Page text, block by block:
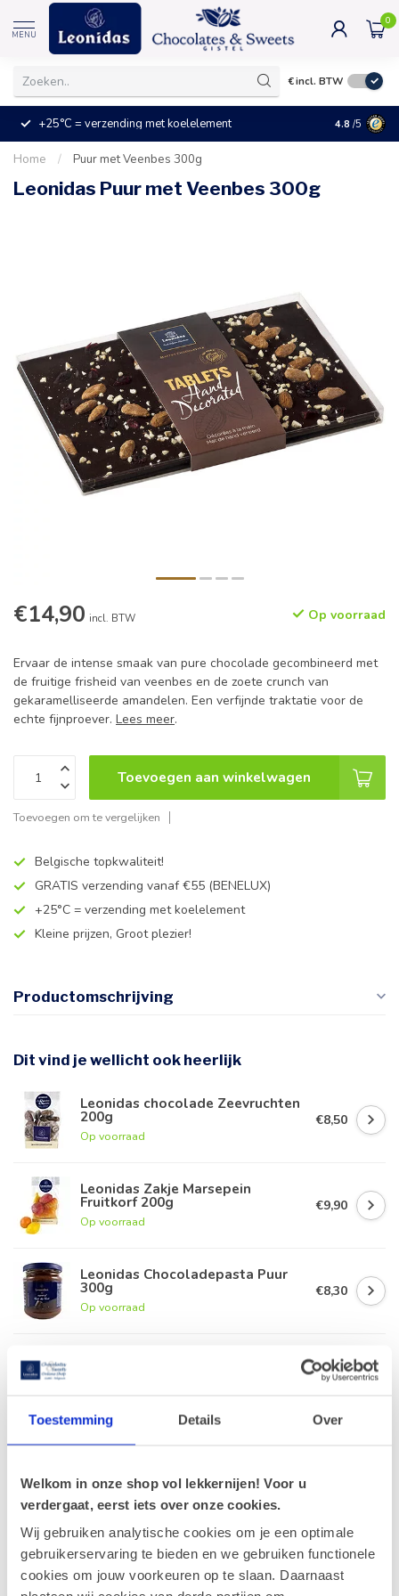
Toestemming Details Over
Welkom in onze shop vol lekkernijen! Voor u
verdergaat, eerst iets over onze cookies.
Wij gebruiken analytische cookies om je een optimale
gebruikerservaring te bieden en we gebruiken functionele
cookies om jouw voorkeuren op te slaan. Daarnaast
MENU
0
€incl. BTW
+25°C = verzending met koelelement Kleine
4.8 /5
Home / Puur met Veenbes 300g
Leonidas Puur met Veenbes 300g
€14,90 incl. BTW Op voorraad
Ervaar de intense smaak van pure chocolade gecombineerd met
de fruitige frisheid van veenbes en de zoete crunch van
gekaramelliseerde amandelen. Een verfijnde traktatie voor de
echte fijnproever. Lees meer.
Toevoegen aan winkelwagen
Toevoegen om te vergelijken
Belgische topkwaliteit!
GRATIS verzending vanaf €55 (BENELUX)
+25°C = verzending met koelelement
Kleine prijzen, Groot plezier!
Productomschrijving
Dit vind je wellicht ook heerlijk
Leonidas chocolade Zeevruchten
200g
Op voorraad
€8,50
Leonidas Zakje Marsepein
Fruitkorf 200g
Op voorraad
€9,90
Leonidas Chocoladepasta Puur
300g
Op voorraad
€8,30
€3,50
Leonidas Zakje Vruchtenpasta
Op voorraad
Recent bekeken